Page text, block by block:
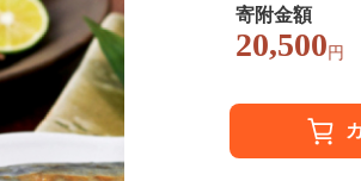
寄附金額
20,500 円